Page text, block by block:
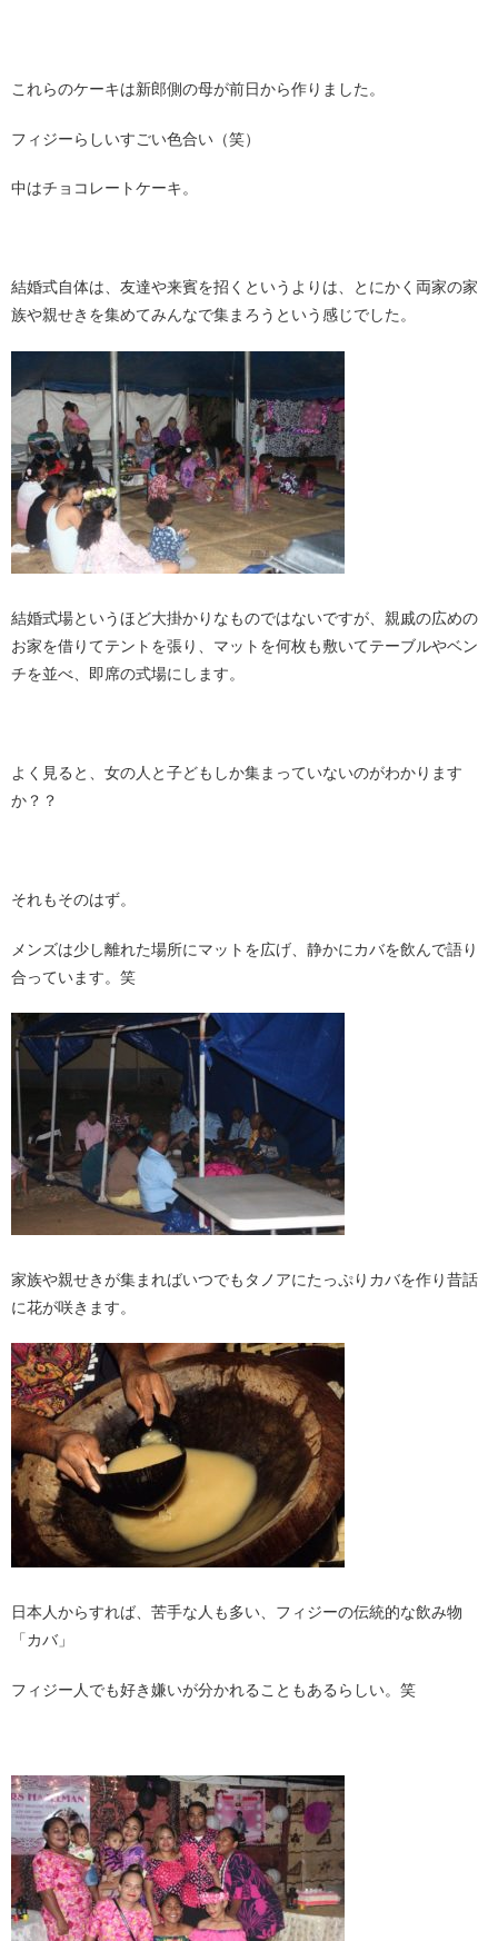
これらのケーキは新郎側の母が前日から作りました。
フィジーらしいすごい色合い（笑）
中はチョコレートケーキ。
結婚式自体は、友達や来賓を招くというよりは、とにかく両家の家
族や親せきを集めてみんなで集まろうという感じでした。
結婚式場というほど大掛かりなものではないですが、親戚の広めの
お家を借りてテントを張り、マットを何枚も敷いてテーブルやベン
チを並べ、即席の式場にします。
よく見ると、女の人と子どもしか集まっていないのがわかります
か？？
それもそのはず。
メンズは少し離れた場所にマットを広げ、静かにカバを飲んで語り
合っています。笑
家族や親せきが集まればいつでもタノアにたっぷりカバを作り昔話
に花が咲きます。
日本人からすれば、苦手な人も多い、フィジーの伝統的な飲み物
「カバ」
フィジー人でも好き嫌いが分かれることもあるらしい。笑